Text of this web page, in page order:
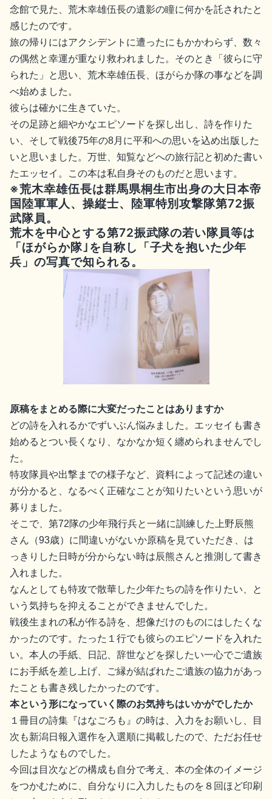
念館で見た、荒木幸雄伍長の遺影の瞳に何かを託されたと
感じたのです。
旅の帰りにはアクシデントに遭ったにもかかわらず、数々
の偶然と幸運が重なり救われました。そのとき「彼らに守
られた」と思い、荒木幸雄伍長、ほがらか隊の事などを調
べ始めました。
彼らは確かに生きていた。
その足跡と細やかなエピソードを探し出し、詩を作りた
い、そして戦後75年の8月に平和への思いを込め出版した
いと思いました。万世、知覧などへの旅行記と初めた書い
たエッセイ。この本は私自身そのものだと思います。
※荒木幸雄伍長は群馬県桐生市出身の大日本帝
国陸軍軍人、操縦士、陸軍特別攻撃隊第72振
武隊員。
荒木を中心とする第72振武隊の若い隊員等は
「ほがらか隊｣を自称し「子犬を抱いた少年
兵」の写真で知られる。
原稿をまとめる際に大変だったことはありますか
どの詩を入れるかでずいぶん悩みました。エッセイも書き
始めるとつい長くなり、なかなか短く纏められませんでし
た。
特攻隊員や出撃までの様子など、資料によって記述の違い
が分かると、なるべく正確なことが知りたいという思いが
募りました。
そこで、第72隊の少年飛行兵と一緒に訓練した上野辰熊
さん（93歳）に間違いがないか原稿を見ていただき、は
っきりした日時が分からない時は辰熊さんと推測して書き
入れました。
なんとしても特攻で散華した少年たちの詩を作りたい、と
いう気持ちを抑えることができませんでした。
戦後生まれの私が作る詩を、想像だけのものにはしたくな
かったのです。たった１行でも彼らのエピソードを入れた
い。本人の手紙、日記、辞世などを探したい一心でご遺族
にお手紙を差し上げ、ご縁が結ばれたご遺族の協力があっ
たことも書き残したかったのです。
本という形になっていく際のお気持ちはいかがでしたか
１冊目の詩集『はなごろも』の時は、入力をお願いし、目
次も新潟日報入選作を入選順に掲載したので、ただお任せ
したようなものでした。
今回は目次などの構成も自分で考え、本の全体のイメージ
をつかむために、自分なりに入力したものを８回ほど印刷